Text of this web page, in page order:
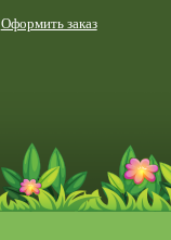
Оформить заказ